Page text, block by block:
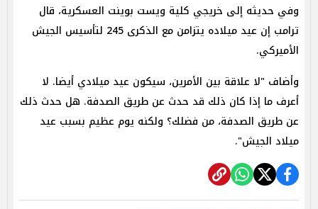
وفي حديثه إلى خريجي كلية ويست بوينت العسكرية، قال
ترامب إن عيد ميلاده يتزامن مع الذكرى 245 لتأسيس الجيش
الأميركي.
وأضاف "لا علاقة بين الأمرين، سيكون عيد ميلادي أيضا. لا
أعرف ما إذا كان ذلك قد حدث عن طريق الصدفة. هل حدث ذلك
عن طريق الصدفة، من فضلك؟ ولكنه يوم عظيم بسبب عيد
ميلاد الجيش".